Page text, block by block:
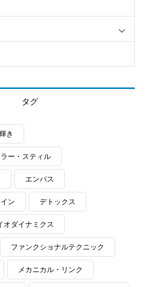
タグ
き
ー・スティル
エンパス
ン デトックス
オダイナミクス
ファンクショナルテクニック
メカニカル・リンク